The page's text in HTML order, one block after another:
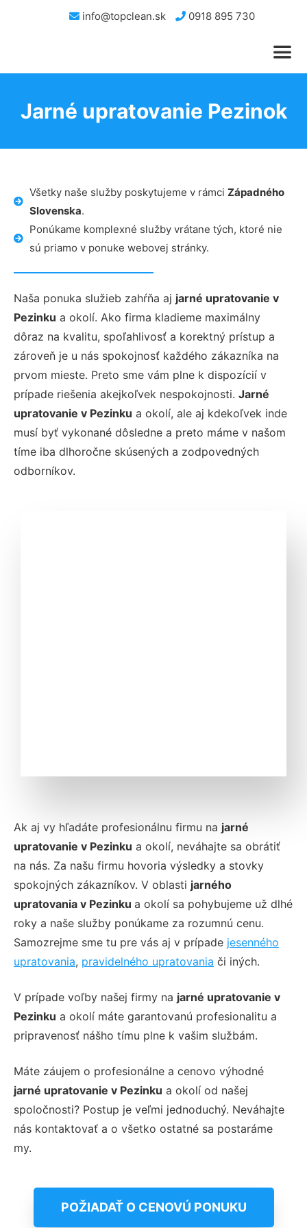
info@topclean.sk 0918 895 730
Jarné upratovanie Pezinok
Všetky naše služby poskytujeme v rámci Západného
Slovenska.
Ponúkame komplexné služby vrátane tých, ktoré nie
sú priamo v ponuke webovej stránky.
Naša ponuka služieb zahŕňa aj jarné upratovanie v
Pezinku a okolí. Ako firma kladieme maximálny
dôraz na kvalitu, spoľahlivosť a korektný prístup a
zároveň je u nás spokojnosť každého zákazníka na
prvom mieste. Preto sme vám plne k dispozícií v
prípade riešenia akejkoľvek nespokojnosti. Jarné
upratovanie v Pezinku a okolí, ale aj kdekoľvek inde
musí byť vykonané dôsledne a preto máme v našom
tíme iba dlhoročne skúsených a zodpovedných
odborníkov.
Ak aj vy hľadáte profesionálnu firmu na jarné
upratovanie v Pezinku a okolí, neváhajte sa obrátiť
na nás. Za našu firmu hovoria výsledky a stovky
spokojných zákazníkov. V oblasti jarného
upratovania v Pezinku a okolí sa pohybujeme už dlhé
roky a naše služby ponúkame za rozumnú cenu.
Samozrejme sme tu pre vás aj v prípade jesenného
upratovania, pravidelného upratovania či iných.
V prípade voľby našej firmy na jarné upratovanie v
Pezinku a okolí máte garantovanú profesionalitu a
pripravenosť nášho tímu plne k vašim službám.
Máte záujem o profesionálne a cenovo výhodné
jarné upratovanie v Pezinku a okolí od našej
spoločnosti? Postup je veľmi jednoduchý. Neváhajte
nás kontaktovať a o všetko ostatné sa postaráme
my.
POŽIADAŤ O CENOVÚ PONUKU